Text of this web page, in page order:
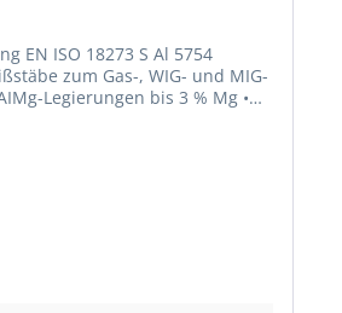
Legierungen bis 3 % Mg •